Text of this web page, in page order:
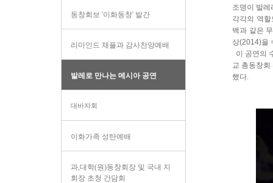
동창회보 '이화동창' 발간
리마인드 채플과 감사찬양예배
발레로 만나는 메시아 공연
대바자회
이화가족 성탄예배
과,대학(원)동창회장 및 국내 지
회장 초청 간담회
조명이 발
각각의 역
백과 같은
상(2014)을
이 공연의
교 총동창회
했다.